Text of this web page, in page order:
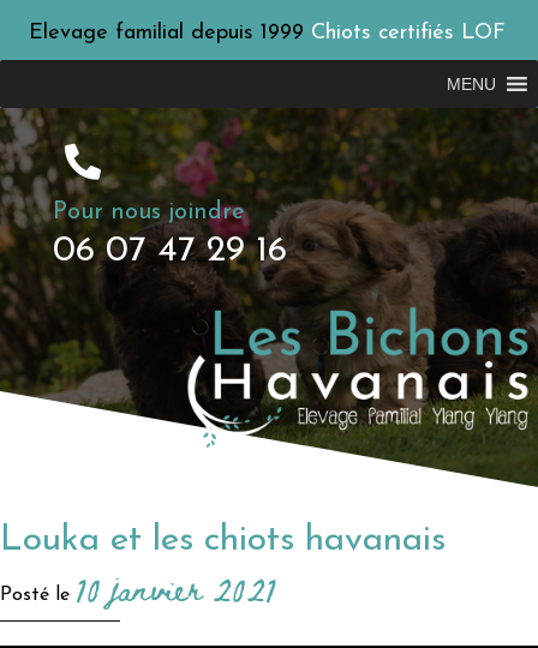
Elevage familial depuis 1999 Chiots certifiés LOF
MENU
Pour nous joindre
06 07 47 29 16
Louka et les chiots havanais
Posté le 10 janvier 2021